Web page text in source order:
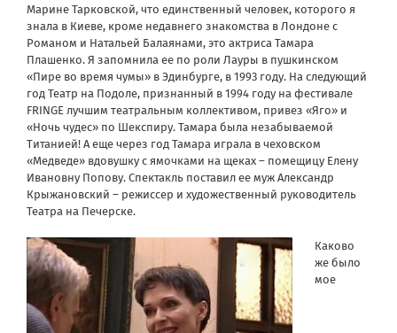
Марине Тарковской, что единственный человек, которого я
знала в Киеве, кроме недавнего знакомства в Лондоне с
Романом и Натальей Балаянами, это актриса Тамара
Плашенко. Я запомнила ее по роли Лауры в пушкинском
«Пире во время чумы» в Эдинбурге, в 1993 году. На следующий
год Театр на Подоле, признанный в 1994 году на фестивале
FRINGE лучшим театральным коллективом, привез «Яго» и
«Ночь чудес» по Шекспиру. Тамара была незабываемой
Титанией! А еще через год Тамара играла в чеховском
«Медведе» вдовушку с ямочками на щеках – помещицу Елену
Ивановну Попову. Спектакль поставил ее муж Александр
Крыжановский – режиссер и художественный руководитель
Театра на Печерске.
Каково
же было
мое